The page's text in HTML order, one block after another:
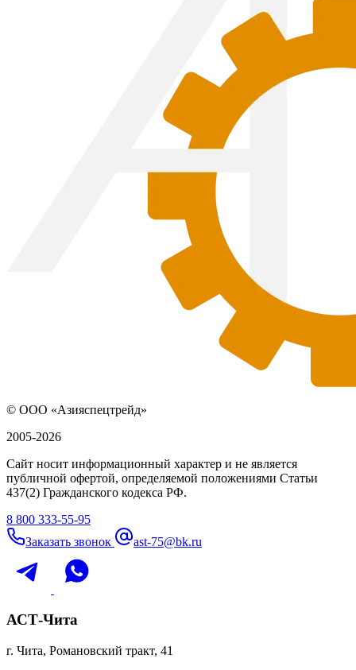
© ООО «Азияспецтрейд»
2005-2026
Сайт носит информационный характер и не является
публичной офертой, определяемой положениями Статьи
437(2) Гражданского кодекса РФ.
8 800 333-55-95
Заказать звонок
ast-75@bk.ru
АСТ-Чита
г. Чита, Романовский тракт, 41